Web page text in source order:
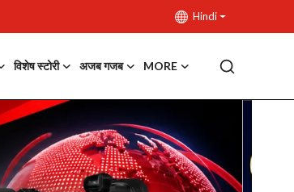
Hindi
विशेष स्टोरी अजब गजब MORE